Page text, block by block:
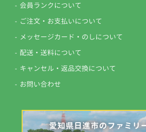
会員ランクについて
ご注文・お支払いについて
メッセージカード・ のしについて
配送・送料について
キャンセル・ 返品交換について
お問い合わせ